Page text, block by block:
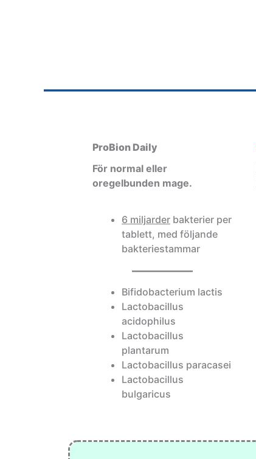
ProBion Daily
För normal eller
oregelbunden mage.
6 miljarder bakterier per
tablett, med följande
bakteriestammar
Bifidobacterium lactis
Lactobacillus
acidophilus
Lactobacillus
plantarum
Lactobacillus paracasei
Lactobacillus
bulgaricus